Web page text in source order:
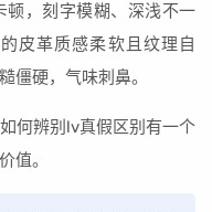
顿，刻字模糊、深浅不一
皮革质感柔软且纹理自
僵硬，气味刺鼻。
何辨别lv真假区别有一个
值。